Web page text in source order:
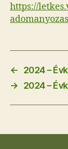
https://
adomanyozas
←
2024 –
→
2024 –